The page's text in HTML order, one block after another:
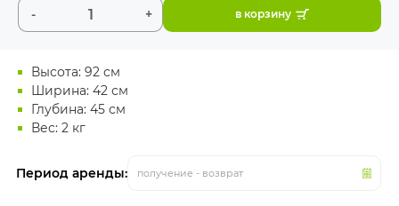
Высота: 92 см
Ширина: 42 см
Глубина: 45 см
Вес: 2 кг
Период аренды: получение - возврат
- + в корзину